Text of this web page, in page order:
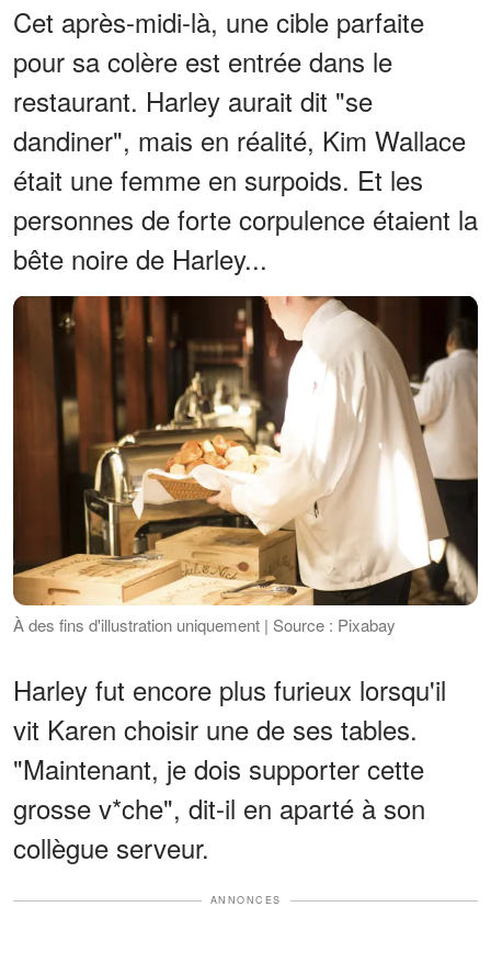
Cet après-midi-là, une cible parfaite
pour sa colère est entrée dans le
restaurant. Harley aurait dit "se
dandiner", mais en réalité, Kim Wallace
était une femme en surpoids. Et les
personnes de forte corpulence étaient la
bête noire de Harley...
À des fins d'illustration uniquement | Source : Pixabay
Harley fut encore plus furieux lorsqu'il
vit Karen choisir une de ses tables.
"Maintenant, je dois supporter cette
grosse v*che", dit-il en aparté à son
collègue serveur.
ANNONCES